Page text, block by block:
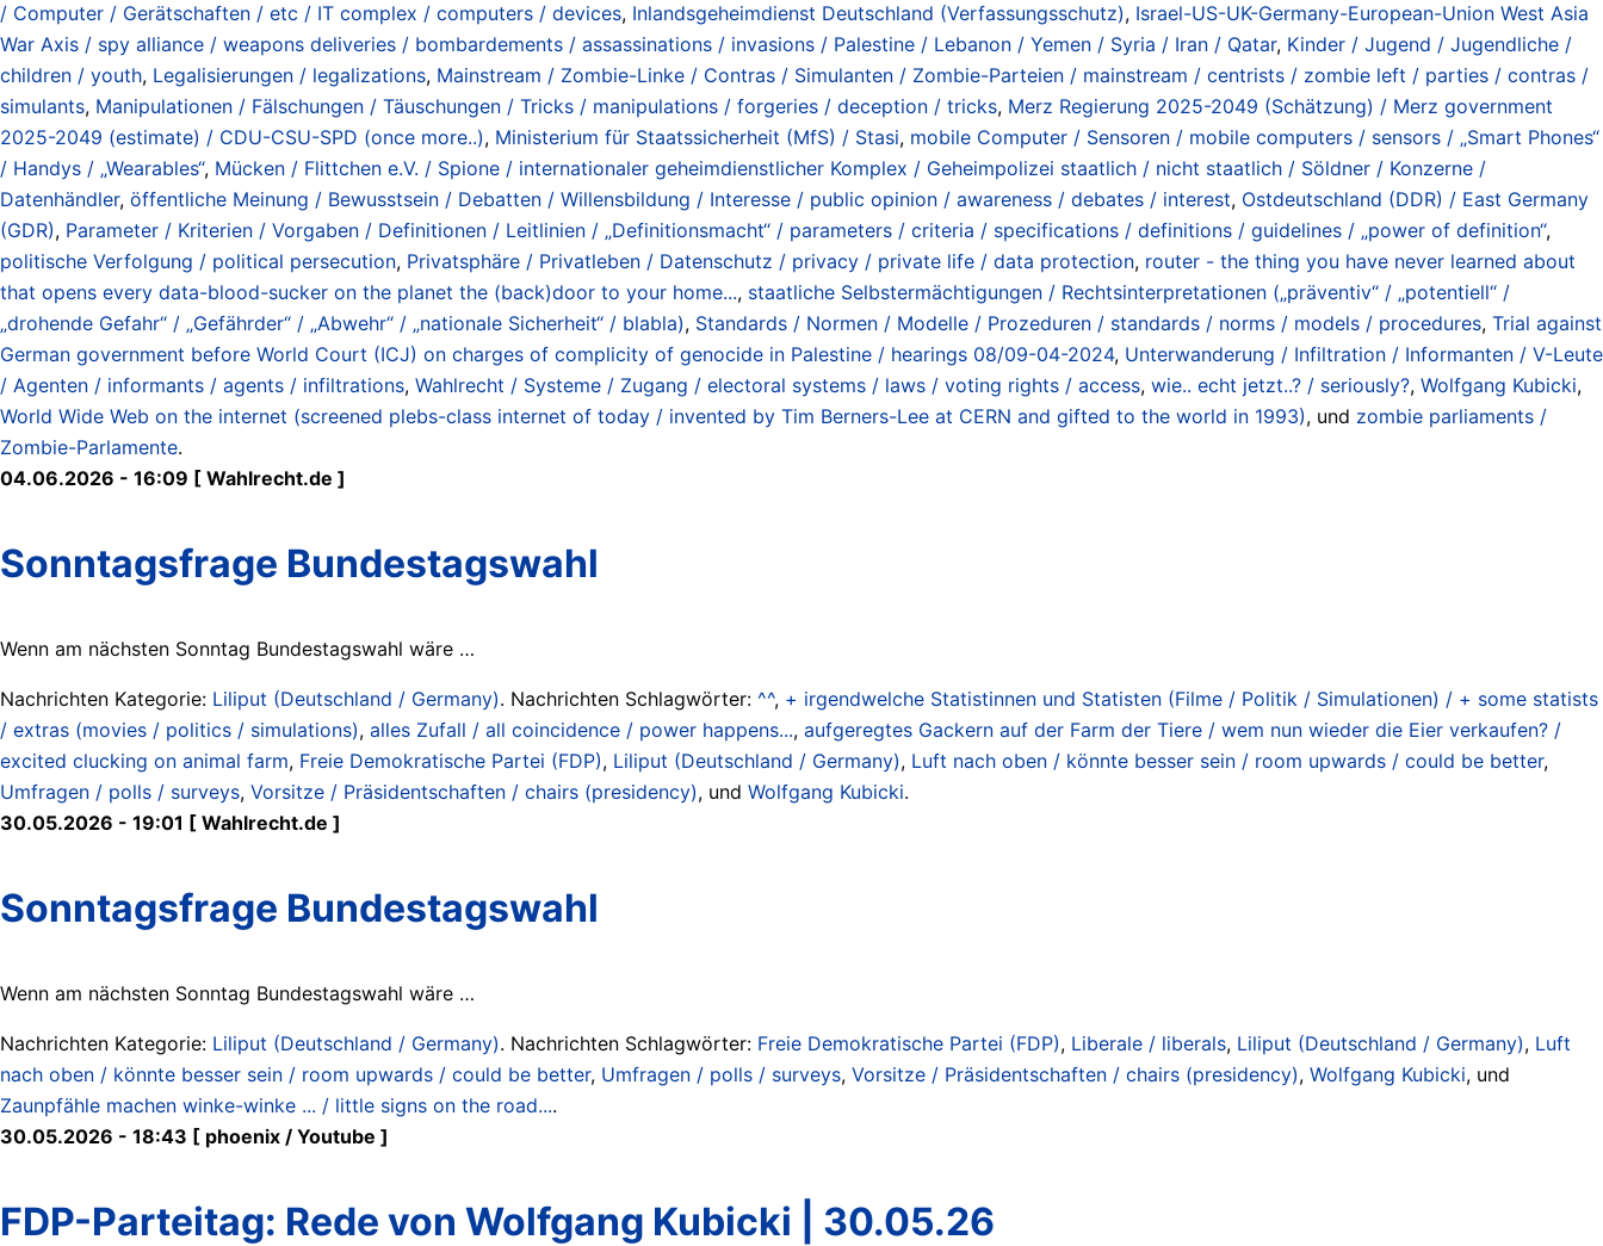
/ Computer / Gerätschaften / etc / IT complex / computers / devices, Inlandsgeheimdienst Deutschland (Verfassungsschutz), Israel-US-UK-Germany-European-Union West Asia
War Axis / spy alliance / weapons deliveries / bombardements / assassinations / invasions / Palestine / Lebanon / Yemen / Syria / Iran / Qatar, Kinder / Jugend / Jugendliche /
children / youth, Legalisierungen / legalizations, Mainstream / Zombie-Linke / Contras / Simulanten / Zombie-Parteien / mainstream / centrists / zombie left / parties / contras /
simulants, Manipulationen / Fälschungen / Täuschungen / Tricks / manipulations / forgeries / deception / tricks, Merz Regierung 2025-2049 (Schätzung) / Merz government
2025-2049 (estimate) / CDU-CSU-SPD (once more..), Ministerium für Staatssicherheit (MfS) / Stasi, mobile Computer / Sensoren / mobile computers / sensors / „Smart Phones“
/ Handys / „Wearables“, Mücken / Flittchen e.V. / Spione / internationaler geheimdienstlicher Komplex / Geheimpolizei staatlich / nicht staatlich / Söldner / Konzerne /
Datenhändler, öffentliche Meinung / Bewusstsein / Debatten / Willensbildung / Interesse / public opinion / awareness / debates / interest, Ostdeutschland (DDR) / East Germany
(GDR), Parameter / Kriterien / Vorgaben / Definitionen / Leitlinien / „Definitionsmacht“ / parameters / criteria / specifications / definitions / guidelines / „power of definition“,
politische Verfolgung / political persecution, Privatsphäre / Privatleben / Datenschutz / privacy / private life / data protection, router - the thing you have never learned about
that opens every data-blood-sucker on the planet the (back)door to your home..., staatliche Selbstermächtigungen / Rechtsinterpretationen („präventiv“ / „potentiell“ /
„drohende Gefahr“ / „Gefährder“ / „Abwehr“ / „nationale Sicherheit“ / blabla), Standards / Normen / Modelle / Prozeduren / standards / norms / models / procedures, Trial against
German government before World Court (ICJ) on charges of complicity of genocide in Palestine / hearings 08/09-04-2024, Unterwanderung / Infiltration / Informanten / V-Leute
/ Agenten / informants / agents / infiltrations, Wahlrecht / Systeme / Zugang / electoral systems / laws / voting rights / access, wie.. echt jetzt..? / seriously?, Wolfgang Kubicki,
World Wide Web on the internet (screened plebs-class internet of today / invented by Tim Berners-Lee at CERN and gifted to the world in 1993), und zombie parliaments /
Zombie-Parlamente.
04.06.2026 - 16:09 [ Wahlrecht.de ]
Sonntagsfrage Bundestagswahl
Wenn am nächsten Sonntag Bundestagswahl wäre …
Nachrichten Kategorie: Liliput (Deutschland / Germany). Nachrichten Schlagwörter: ^^, + irgendwelche Statistinnen und Statisten (Filme / Politik / Simulationen) / + some statists
/ extras (movies / politics / simulations), alles Zufall / all coincidence / power happens..., aufgeregtes Gackern auf der Farm der Tiere / wem nun wieder die Eier verkaufen? /
excited clucking on animal farm, Freie Demokratische Partei (FDP), Liliput (Deutschland / Germany), Luft nach oben / könnte besser sein / room upwards / could be better,
Umfragen / polls / surveys, Vorsitze / Präsidentschaften / chairs (presidency), und Wolfgang Kubicki.
30.05.2026 - 19:01 [ Wahlrecht.de ]
Sonntagsfrage Bundestagswahl
Wenn am nächsten Sonntag Bundestagswahl wäre …
Nachrichten Kategorie: Liliput (Deutschland / Germany). Nachrichten Schlagwörter: Freie Demokratische Partei (FDP), Liberale / liberals, Liliput (Deutschland / Germany), Luft
nach oben / könnte besser sein / room upwards / could be better, Umfragen / polls / surveys, Vorsitze / Präsidentschaften / chairs (presidency), Wolfgang Kubicki, und
Zaunpfähle machen winke-winke ... / little signs on the road....
30.05.2026 - 18:43 [ phoenix / Youtube ]
FDP-Parteitag: Rede von Wolfgang Kubicki | 30.05.26